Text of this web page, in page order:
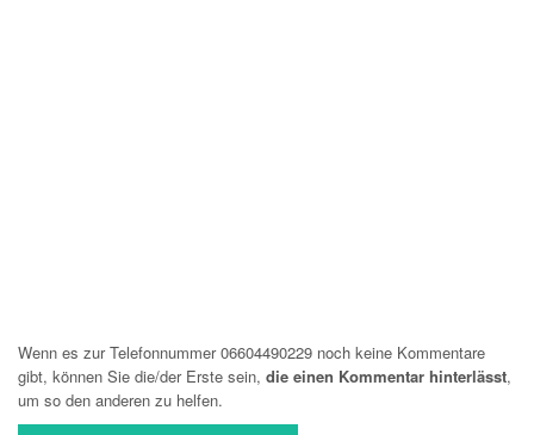
Wenn es zur Telefonnummer 06604490229 noch keine Kommentare
gibt, können Sie die/der Erste sein, die einen Kommentar hinterlässt,
um so den anderen zu helfen.